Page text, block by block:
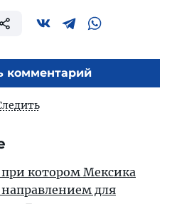
комментарий
при котором Мексика
для